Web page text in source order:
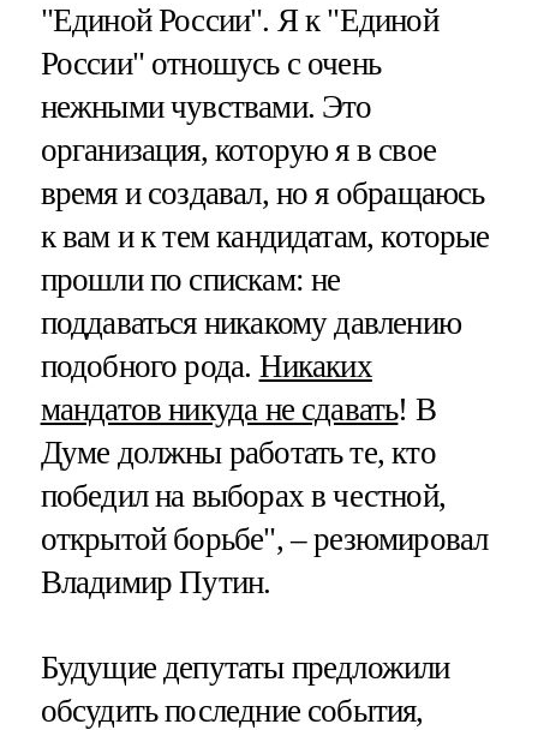
"Единой России". Я к "Единой
России" отношусь с очень
нежными чувствами. Это
организация, которую я в свое
время и создавал, но я обращаюсь
к вам и к тем кандидатам, которые
прошли по спискам: не
поддаваться никакому давлению
подобного рода. Никаких
мандатов никуда не сдавать! В
Думе должны работать те, кто
победил на выборах в честной,
открытой борьбе", – резюмировал
Владимир Путин.
Будущие депутаты предложили
обсудить последние события,